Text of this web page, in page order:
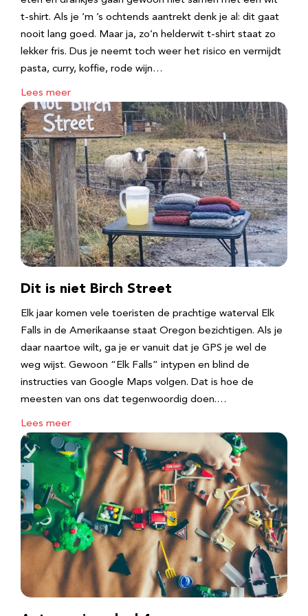
t-shirt. Als je ‘m ’s ochtends aantrekt denk je al: dit gaat
nooit lang goed. Maar ja, zo’n helderwit t-shirt staat zo
lekker fris. Dus je neemt toch weer het risico en vermijdt
pasta, curry, koffie, rode wijn…
Lees meer
Dit is niet Birch Street
Elk jaar komen vele toeristen de prachtige waterval Elk
Falls in de Amerikaanse staat Oregon bezichtigen. Als je
daar naartoe wilt, ga je er vanuit dat je GPS je wel de
weg wijst. Gewoon “Elk Falls” intypen en blind de
instructies van Google Maps volgen. Dat is hoe de
meesten van ons dat tegenwoordig doen.…
Lees meer